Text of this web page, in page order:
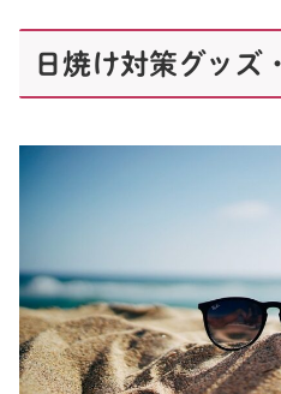
日焼け対策グッズ